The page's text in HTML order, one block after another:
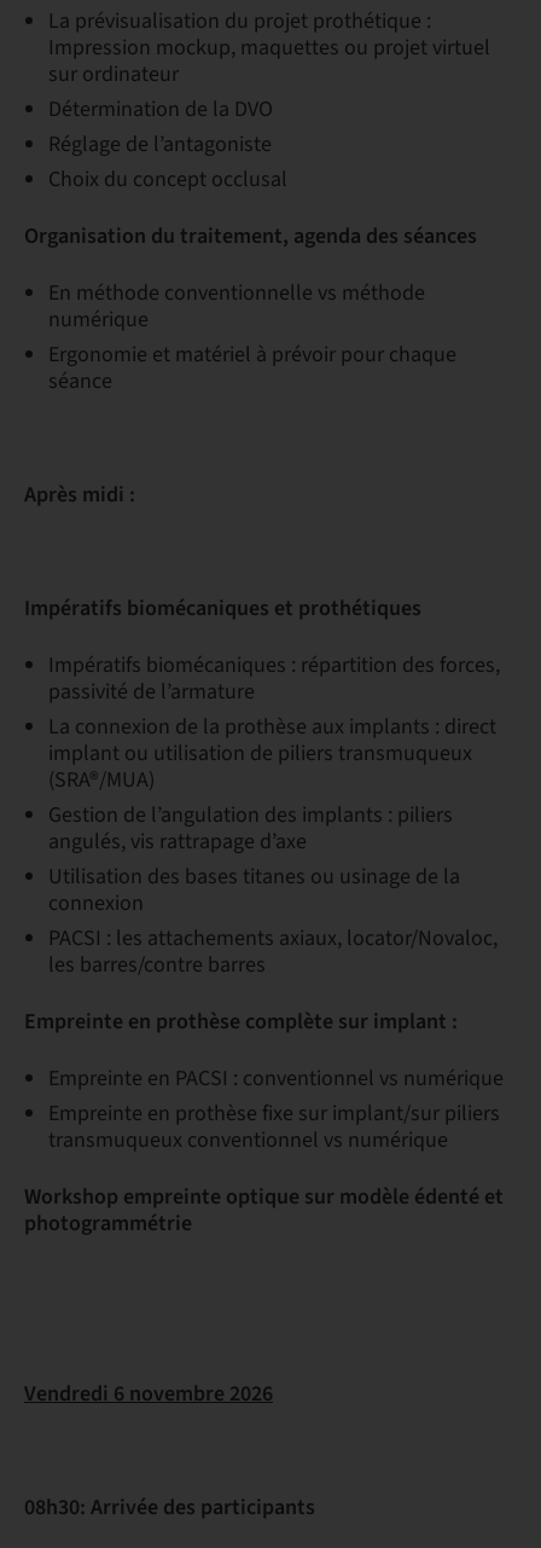
La prévisualisation du projet prothétique :
Impression mockup, maquettes ou projet virtuel
sur ordinateur
Détermination de la DVO
Réglage de l’antagoniste
Choix du concept occlusal
Organisation du traitement, agenda des séances
En méthode conventionnelle vs méthode
numérique
Ergonomie et matériel à prévoir pour chaque
séance
Après midi :
Impératifs biomécaniques et prothétiques
Impératifs biomécaniques : répartition des forces,
passivité de l’armature
La connexion de la prothèse aux implants : direct
implant ou utilisation de piliers transmuqueux
(SRA®/MUA)
Gestion de l’angulation des implants : piliers
angulés, vis rattrapage d’axe
Utilisation des bases titanes ou usinage de la
connexion
PACSI : les attachements axiaux, locator/Novaloc,
les barres/contre barres
Empreinte en prothèse complète sur implant :
Empreinte en PACSI : conventionnel vs numérique
Empreinte en prothèse fixe sur implant/sur piliers
transmuqueux conventionnel vs numérique
Workshop empreinte optique sur modèle édenté et
photogrammétrie
Vendredi 6 novembre 2026
08h30: Arrivée des participants